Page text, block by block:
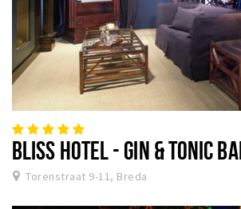
BLISS HOTEL - GIN & TONIC
Torenstraat 9-11, Breda